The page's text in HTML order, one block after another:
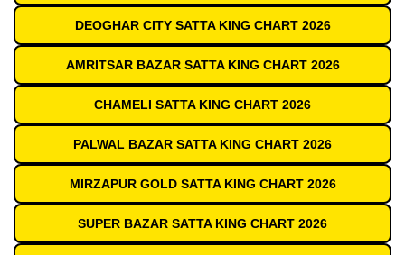
DEOGHAR CITY SATTA KING CHART 2026
AMRITSAR BAZAR SATTA KING CHART 2026
CHAMELI SATTA KING CHART 2026
PALWAL BAZAR SATTA KING CHART 2026
MIRZAPUR GOLD SATTA KING CHART 2026
SUPER BAZAR SATTA KING CHART 2026